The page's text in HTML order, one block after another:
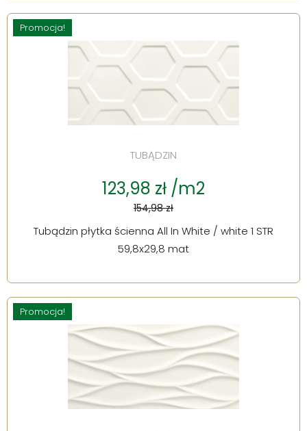
Promocja!
TUBĄDZIN
123,98 zł /m2
154,98 zł
Tubądzin płytka ścienna All In White / white 1 STR
59,8x29,8 mat
Promocja!